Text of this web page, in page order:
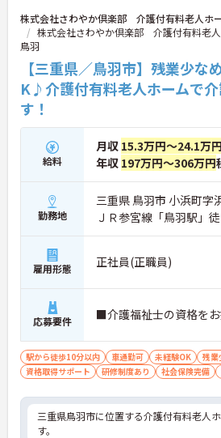
株式会社さわやか倶楽部 介護付有料老人ホ
株式会社さわやか倶楽部 介護付有料老
鳥羽
【三重県／鳥羽市】残業少
K♪介護付有料老人ホームで
す！
給料
月収 15.3万円～24.1万円
年収 197万円～306万円
勤務地
三重県 鳥羽市 小浜町字
ＪＲ参宮線「鳥羽駅」
雇用形態 正社員(正職員)
応募要件 ■介護福祉士の資格を
駅から徒歩10分以内 車通勤可 未経験OK 残業
資格取得サポート
研修制度あり 社会保険完備
三重県鳥羽市に位置する介護付有料老人
す。